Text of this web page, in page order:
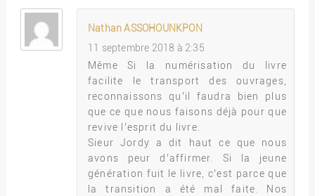
Nathan ASSOHOUNKPON
11 septembre 2018 à 2:35
Même Si la numérisation du livre
facilite le transport des ouvrages,
reconnaissons qu’il faudra bien plus
que ce que nous faisons déjà pour que
revive l’esprit du livre.
Sieur Jordy a dit haut ce que nous
avons peur d’affirmer. Si la jeune
génération fuit le livre, c’est parce que
la transition a été mal faite. Nos